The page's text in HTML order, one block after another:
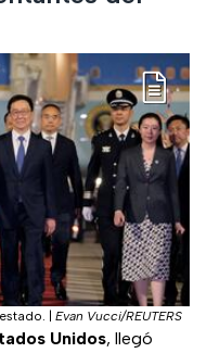
Evan Vucci/REUTERS
Unidos, llegó